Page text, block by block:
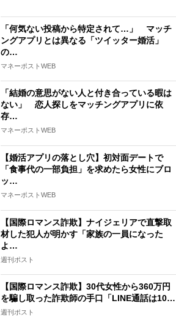
「何気ない投稿から特定されて…」 マッチ
ングアプリとは異なる「ツイッター婚活」
の…
マネーポストWEB
「結婚の意思がない人と付き合っている暇は
ない」 恋人探しをマッチングアプリに依
存…
マネーポストWEB
【婚活アプリの落とし穴】初対面デートで
「食事代の一部負担」を求めたら女性にブロ
ッ…
マネーポストWEB
【国際ロマンス詐欺】ナイジェリアで直撃取
材した犯人が明かす「家族の一員になった
よ…
週刊ポスト
【国際ロマンス詐欺】30代女性から360万円
を騙し取った詐欺師の手口「LINE通話は10…
週刊ポスト